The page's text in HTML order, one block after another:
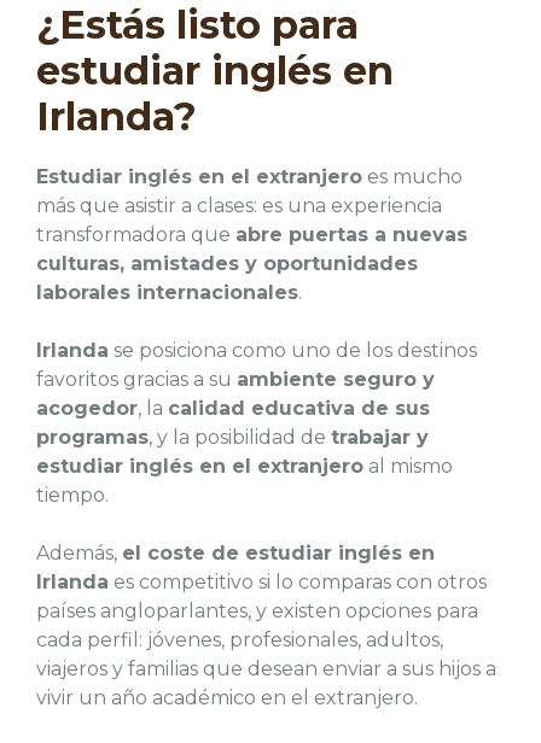
¿Estás listo para
estudiar inglés en
Irlanda?
Estudiar inglés en el extranjero es mucho
más que asistir a clases: es una experiencia
transformadora que abre puertas a nuevas
culturas, amistades y oportunidades
laborales internacionales.
Irlanda se posiciona como uno de los destinos
favoritos gracias a su ambiente seguro y
acogedor, la calidad educativa de sus
programas, y la posibilidad de trabajar y
estudiar inglés en el extranjero al mismo
tiempo.
Además, el coste de estudiar inglés en
Irlanda es competitivo si lo comparas con otros
países angloparlantes, y existen opciones para
cada perfil: jóvenes, profesionales, adultos,
viajeros y familias que desean enviar a sus hijos a
vivir un año académico en el extranjero.